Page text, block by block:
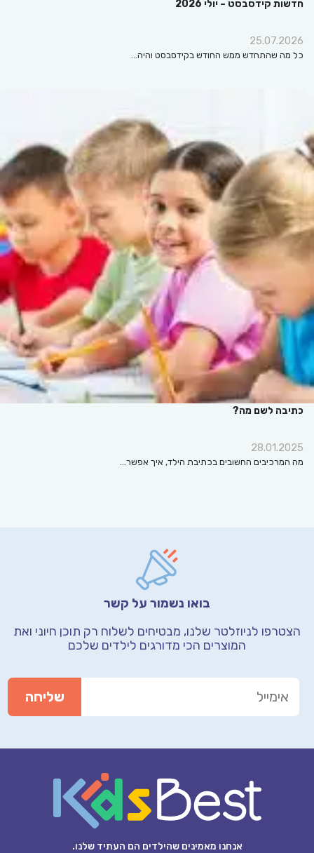
חדשות קידסבסט – יולי 2026
25.07.2026
כל מה שהתחדש ממש החודש בקידסבסט והיה…
כתיבה לשם מה?
28.01.2025
מה המרכיבים החשובים בכתיבת הילד, איך אפשר…
בואו נשמור על קשר
הצטרפו לניוזלטר שלנו, מבטיחים לשלוח רק תוכן חיוני ואת
המוצרים הכי מדורגים לילדים שלכם
אנחנו מאמינים שהילדים הם העתיד שלנו.